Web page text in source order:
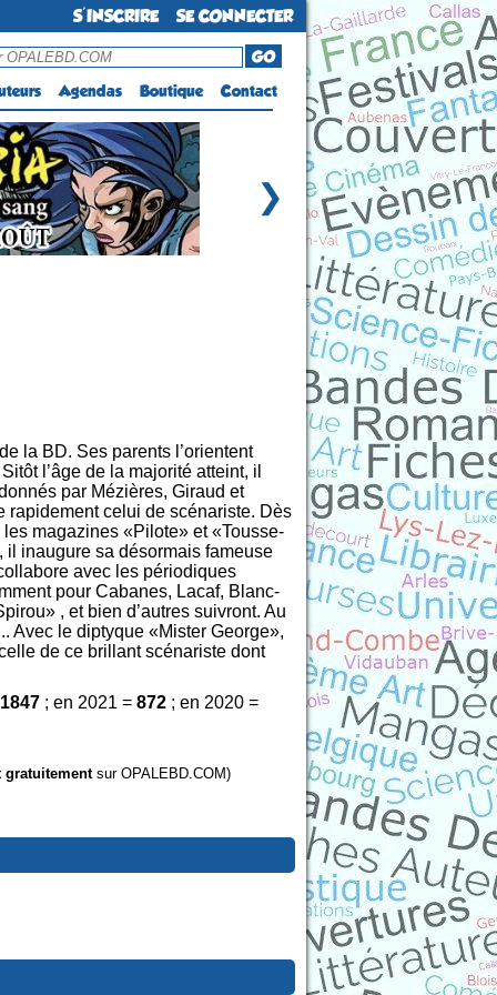
S'INSCRIRE SE CONNECTER
GO
Agendas Boutique Contact
❯
la BD. Ses parents l’orientent
l’âge de la majorité atteint, il
par Mézières, Giraud et
rapidement celui de scénariste. Dès
magazines «Pilote» et «Tousse-
inaugure sa désormais fameuse
avec les périodiques
pour Cabanes, Lacaf, Blanc-
, et bien d’autres suivront. Au
Avec le diptyque «Mister George»,
de ce brillant scénariste dont
1847 ; en 2021 = 872 ; en 2020 =
sur OPALEBD.COM)